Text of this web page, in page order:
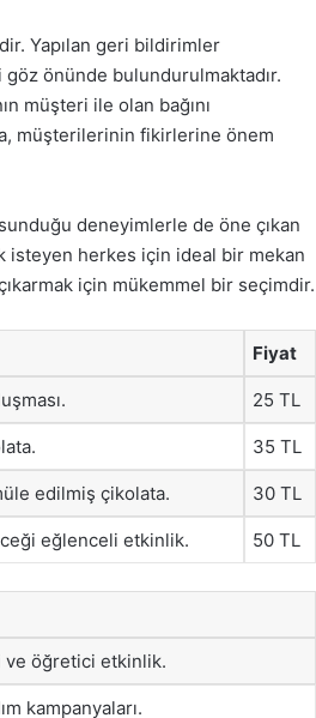
Yapılan geri bildirimler
önünde bulundurulmaktadır.
müşteri ile olan bağını
müşterilerinin fikirlerine önem
deneyimlerle de öne çıkan
isteyen herkes için ideal bir mekan
için mükemmel bir seçimdir.
Fiyat
25 TL
35 TL
edilmiş çikolata. 30 TL
eğlenceli etkinlik. 50 TL
ve öğretici etkinlik.
kampanyaları.